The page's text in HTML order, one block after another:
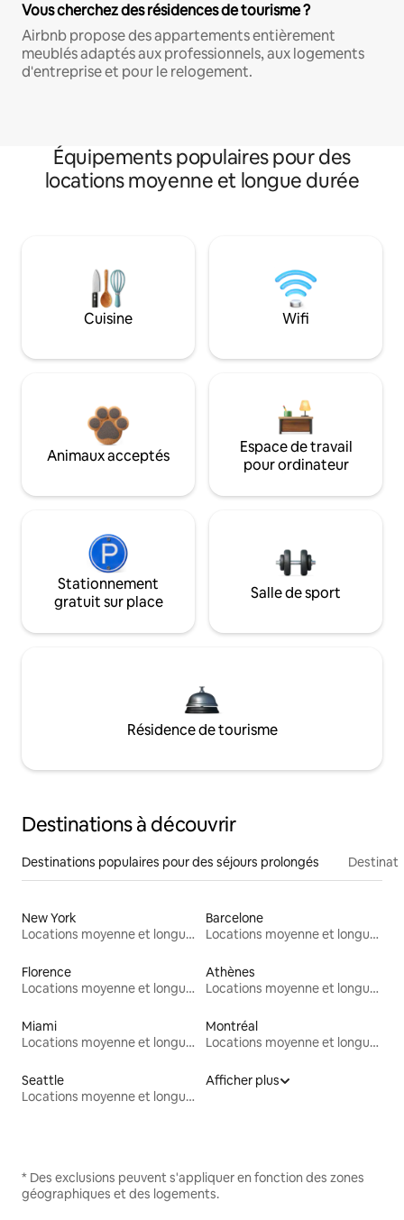
Vous cherchez des résidences de tourisme ?
Airbnb propose des appartements entièrement
meublés adaptés aux professionnels, aux logements
d'entreprise et pour le relogement.
Équipements populaires pour des
locations moyenne et longue durée
Cuisine Wifi
Animaux acceptés
Espace de travail
pour ordinateur
Stationnement
gratuit sur place
Salle de sport
Résidence de tourisme
Destinations à découvrir
Destinations populaires pour des séjours prolongés
New York
Locations moyenne et longue durée
Barcelone
Locations moyenne et longue durée
Florence
Locations moyenne et longue durée
Athènes
Locations moyenne et longue durée
Miami
Locations moyenne et longue durée
Montréal
Locations moyenne et longue durée
Seattle
Locations moyenne et longue durée
Afficher plus
* Des exclusions peuvent s'appliquer en fonction des zones
géographiques et des logements.